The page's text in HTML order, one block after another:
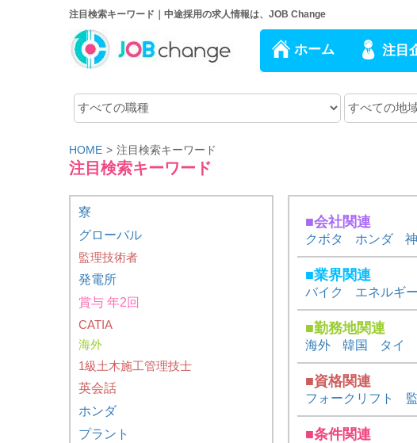
注目検索キーワード｜中途採用の求人情報は、JOB Change
ホーム 注目
職
種
地
域
HOME 注目検索キーワード
注目検索キーワード
寮
グローバル
監理技術者
発電所
賞与 年2回
CATIA
海外
1級土木施工管理技士
英会話
ホンダ
プラント
■会社関連
クボタ ホンダ
■業界関連
バイク エネルギー
■勤務地関連
海外 韓国 タイ
■資格関連
フォークリフト
■条件関連